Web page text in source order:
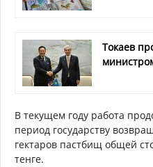
Токаев
В текущем году работа
период государству
гектаров пастбищ общей
тенге.